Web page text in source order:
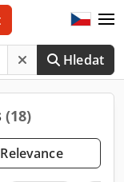
Hledat
(18)
Relevance